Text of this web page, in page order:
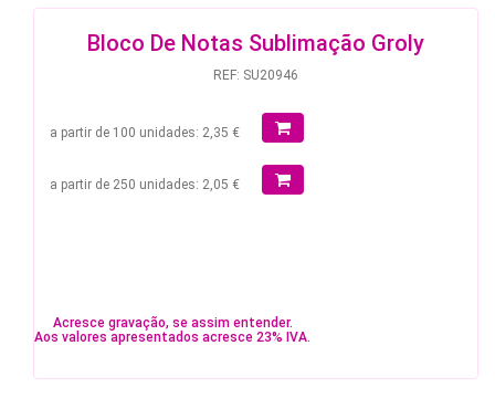
Bloco De Notas Sublimação Groly
REF: SU20946
a partir de 100 unidades: 2,35 €
a partir de 250 unidades: 2,05 €
Acresce gravação, se assim entender.
Aos valores apresentados acresce 23% IVA.